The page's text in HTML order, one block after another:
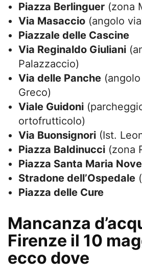
Piazza Berlinguer (zona
Via Masaccio (angolo
Piazzale delle Cascine
Via Reginaldo Giuliani
Palazzaccio)
Via delle Panche
Greco)
Viale Guidoni
ortofrutticolo)
Via Buonsignori (Ist.
Piazza Baldinucci (zona
Piazza Santa Maria
Stradone dell’Ospedale
Piazza delle Cure
Mancanza
Firenze il 10
ecco dove